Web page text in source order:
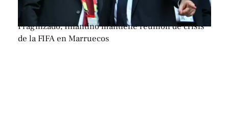
Fragilizado, Infantino mantiene reunión de crisis
de la FIFA en Marruecos